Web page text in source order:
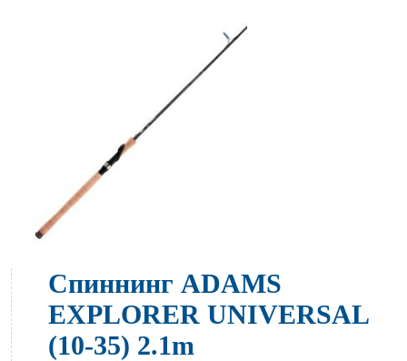
Спиннинг ADAMS
EXPLORER UNIVERSAL
(10-35) 2.1m